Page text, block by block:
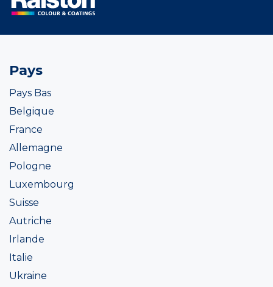
Pays
Pays Bas
Belgique
France
Allemagne
Pologne
Luxembourg
Suisse
Autriche
Irlande
Italie
Ukraine